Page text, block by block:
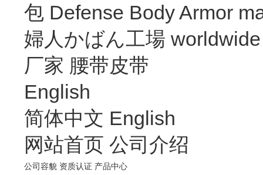
包 Defense Body Armor
婦人かばん工場 worldwide
厂家 腰带皮带
English
简体中文 English
网站首页 公司介绍
公司容貌 资质认证 产品中心